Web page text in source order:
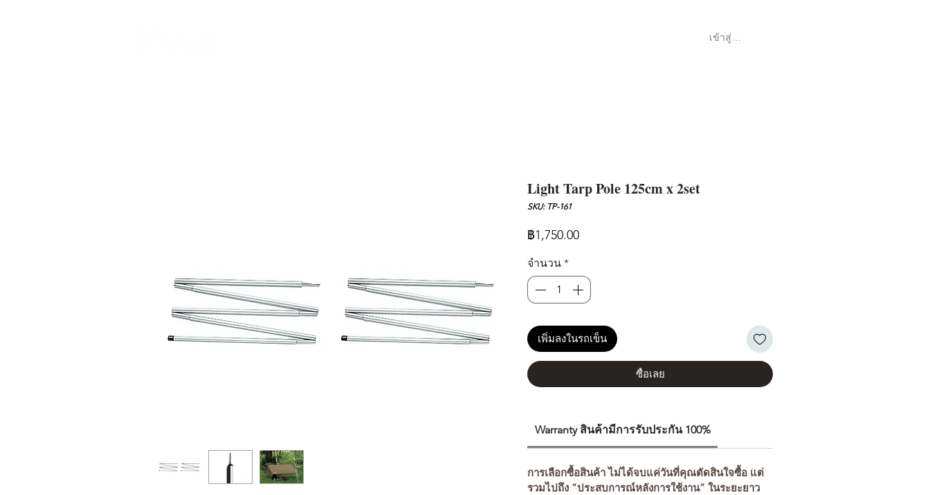
เข้าสู่ระบบ
Light Tarp Pole 125cm x 2set
SKU: TP-161
฿1,750.00ราคา
จำนวน *
เพิ่มลงในรถเข็น
ซื้อเลย
Warranty สินค้ามีการรับประกัน 100%
การเลือกซื้อสินค้า ไม่ได้จบแค่วันที่คุณตัดสินใจซื้อ แต่
รวมไปถึง “ประสบการณ์หลังการใช้งาน” ในระยะยาว